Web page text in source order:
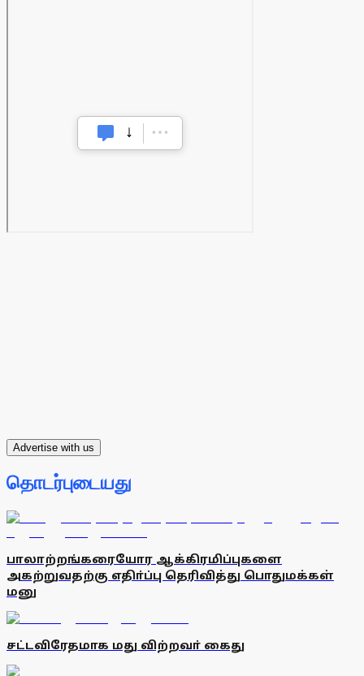
Advertise with us
தொடர்புடையது
பாலாற்றங்கரையோர ஆக்கிரமிப்புகளை
அகற்றுவதற்கு எதிா்ப்பு தெரிவித்து பொதுமக்கள்
மனு
சட்டவிரேதமாக மது விற்றவா் கைது